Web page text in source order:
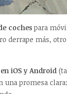
cochespara
derrape más,
en iOS y Android
promesa